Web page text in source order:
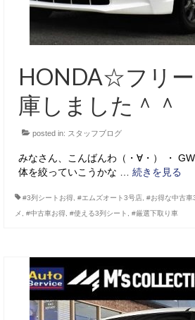
HONDA☆フリ
庫しました＾＾
posted in: スタッフブログ
みなさん、こんばんわ（・∀・） ・
体を絞っていこうかな … 続きを見る
#3列シートお得 #エムズオート3号店 #お得な中古車
メ
#中古車お得 #使える3列シート #厳選下取り車